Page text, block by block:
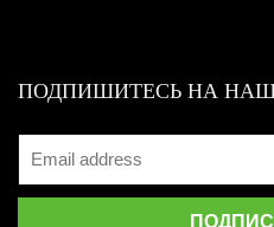
ПОДПИШИТЕСЬ НА